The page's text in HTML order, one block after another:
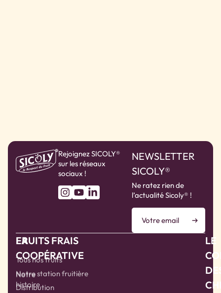
Rejoignez SICOLY®
sur les réseaux
sociaux !
NEWSLETTER
SICOLY®
Ne ratez rien de
l’actualité Sicoly® !
LA
COOPÉRATIVE
Notre
histoire
FRUITS FRAIS
Tous nos fruits
Notre station fruitière
Distribution
LE